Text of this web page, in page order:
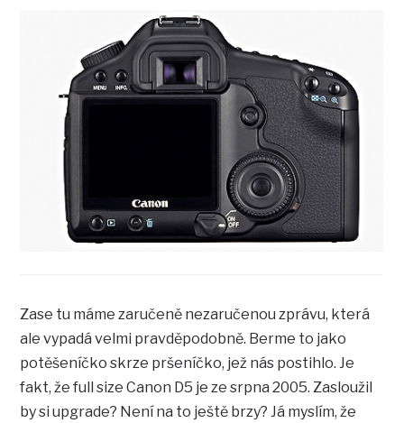
Zase tu máme zaručeně nezaručenou zprávu, která
ale vypadá velmi pravděpodobně. Berme to jako
potěšeníčko skrze pršeníčko, jež nás postihlo. Je
fakt, že full size Canon D5 je ze srpna 2005. Zasloužil
by si upgrade? Není na to ještě brzy? Já myslím, že